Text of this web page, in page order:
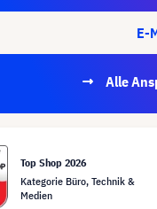
E-
Alle
Top Shop 2026
Kategorie Büro, Technik &
Medien